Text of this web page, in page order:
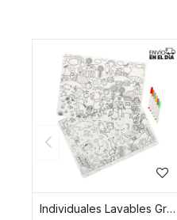
Individuales Lavables Granja + Bajo el mar